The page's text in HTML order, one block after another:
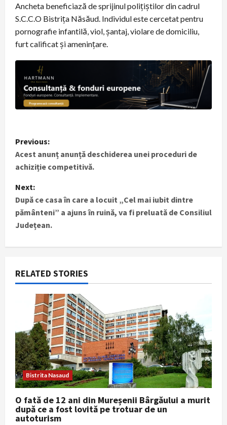
Ancheta beneficiază de sprijinul polițiștilor din cadrul
S.C.C.O Bistrița Năsăud. Individul este cercetat pentru
pornografie infantilă, viol, șantaj, violare de domiciliu,
furt calificat și amenințare.
P
o
s
t
n
a
v
i
a
t
i
o
n
Previous:
Acest anunț anunță deschiderea unei proceduri de
achiziție competitivă.
Next:
După ce casa în care a locuit „Cel mai iubit dintre
pământeni” a ajuns în ruină, va fi preluată de Consiliul
Județean.
RELATED STORIES
Bistrita Nasaud
O fată de 12 ani din Mureșenii Bârgăului a murit
după ce a fost lovită pe trotuar de un
autoturism